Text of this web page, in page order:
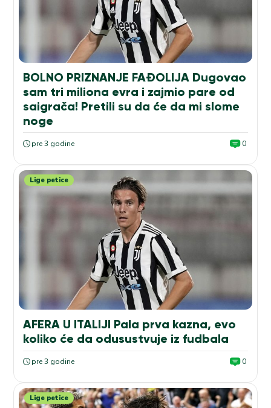
BOLNO PRIZNANJE FAĐOLIJA Dugovao
sam tri miliona evra i zajmio pare od
saigrača! Pretili su da će da mi slome
noge
pre 3 godine 0
Lige petice
AFERA U ITALIJI Pala prva kazna, evo
koliko će da odusustvuje iz fudbala
pre 3 godine 0
Lige petice